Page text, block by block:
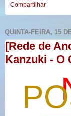
Compartilhar
QUINTA-FEIRA, 15
[Rede de
Kanzuki - O